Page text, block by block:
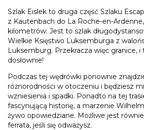
Szlak Eislek to druga część Szlaku
z Kautenbach do La Roche-en-
kilometrów. Jest to szlak
Wielkie Księstwo Luksemburga z
Luksemburg. Przekracza więc granice, i
dosłownie!
Podczas tej wędrówki ponownie
różnorodności w otoczeniu i będziesz
wzniesienia i spadki. Ponadto na tej
fascynującą historię, a marzenie
żywo opowiedziane. Możliwe jest
ferrata, jeśli się odważysz.